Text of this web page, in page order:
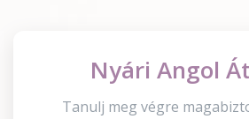
Nyári Angol
Tanulj meg végre